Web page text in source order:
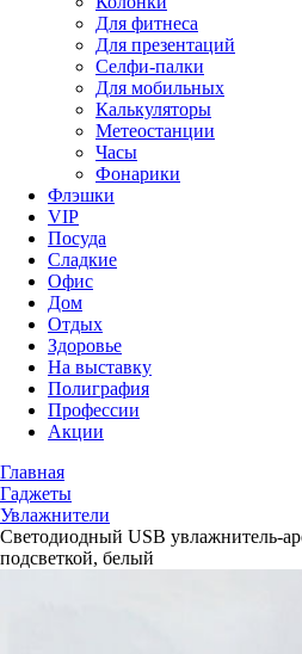
Для фитнеса
Для презентаций
Селфи-палки
Для мобильных
Калькуляторы
Метеостанции
Часы
Фонарики
Флэшки
VIP
Посуда
Сладкие
Офис
Дом
Отдых
Здоровье
На выставку
Полиграфия
Профессии
Акции
Главная
Гаджеты
Увлажнители
Светодиодный USB увлажнитель-
подсветкой, белый